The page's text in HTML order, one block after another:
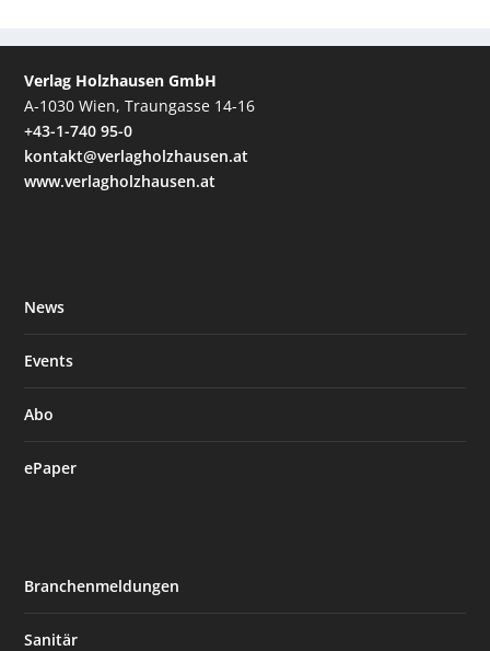
Verlag Holzhausen GmbH
A-1030 Wien, Traungasse 14-16
+43-1-740 95-0
kontakt@verlagholzhausen.at
www.verlagholzhausen.at
News
Events
Abo
ePaper
Branchenmeldungen
Sanitär